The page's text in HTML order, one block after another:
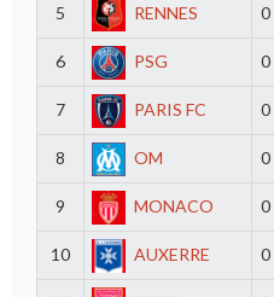
5 RENNES 0
6 PSG 0
7 PARIS FC 0
8 OM 0
9 MONACO 0
10 AUXERRE 0